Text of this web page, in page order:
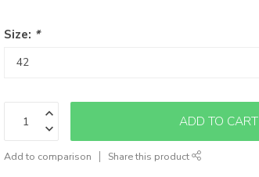
Size: *
ADD TO CART
Add to comparison Share this product